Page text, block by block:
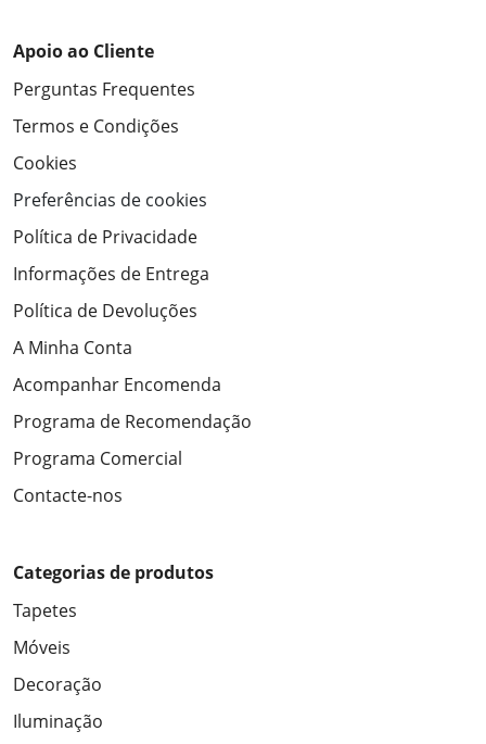
Apoio ao Cliente
Perguntas Frequentes
Termos e Condições
Cookies
Preferências de cookies
Política de Privacidade
Informações de Entrega
Política de Devoluções
A Minha Conta
Acompanhar Encomenda
Programa de Recomendação
Programa Comercial
Contacte-nos
Categorias de produtos
Tapetes
Móveis
Decoração
Iluminação